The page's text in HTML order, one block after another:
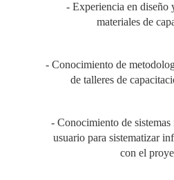
- Experiencia en diseño
materiales de
- Conocimiento de
de talleres de
- Conocimiento de
usuario para sistematizar
con el